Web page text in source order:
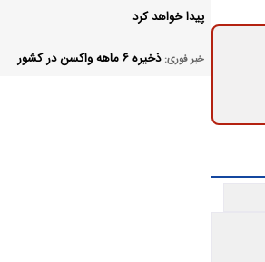
پیدا خواهد کرد
خبر فوری:
ذخیره ۶ ماهه واکسن در کشور